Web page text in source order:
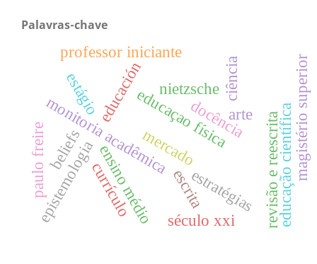
Palavras-chave
arte
mercado
educación nietzsche
monitoria acadêmica
escrita revisão e reescrita
ciência
epistemologia educação científica
estratégias
século xxi
professor iniciante
educaçao física
ensino médio
estágio
docência magistério superior
paulo freire currículo
beliefs